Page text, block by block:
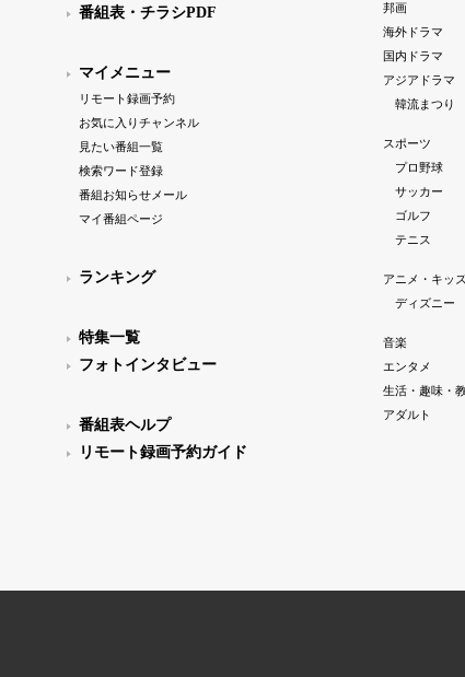
番組表・チラシPDF
マイメニュー
リモート録画予約
お気に入りチャンネル
見たい番組一覧
検索ワード登録
番組お知らせメール
マイ番組ページ
ランキング
特集一覧
フォトインタビュー
番組表ヘルプ
リモート録画予約ガイド
邦画
海外ドラマ
国内ドラマ
アジアドラマ
韓流まつり
スポーツ
プロ野球
サッカー
ゴルフ
テニス
アニメ・キッ
ディズニー
音楽
エンタメ
生活・趣味・
アダルト